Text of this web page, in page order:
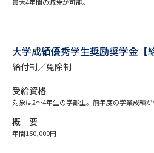
データサイエンス特集 奨
デジタルパンフレット
新学年スタート号特集ページ
（高3生用）
大学成績優秀学生奨励奨学金【
給付制／免除制
受給資格
対象は2～4年生の学部生。前年度の学業成績が
概 要
年間150,000円